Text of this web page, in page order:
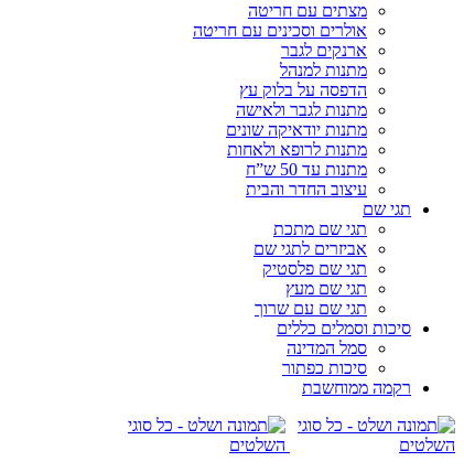
מצתים עם חריטה
אולרים וסכינים עם חריטה
ארנקים לגבר
מתנות למנהל
הדפסה על בלוק עץ
מתנות לגבר ולאישה
מתנות יודאיקה שונים
מתנות לרופא ולאחות
מתנות עד 50 ש”ח
עיצוב החדר והבית
תגי שם
תגי שם מתכת
אביזרים לתגי שם
תגי שם פלסטיק
תגי שם מעץ
תגי שם עם שרוך
סיכות וסמלים כללים
סמל המדינה
סיכות כפתור
רקמה ממוחשבת